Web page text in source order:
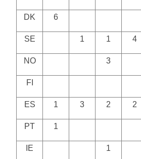
DK 6
SE 1 1 4
NO 3
FI
ES 1 3 2 2
PT 1
IE 1